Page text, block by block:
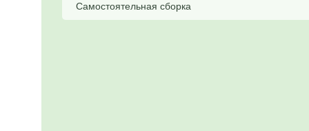
Самостоятельная сборка